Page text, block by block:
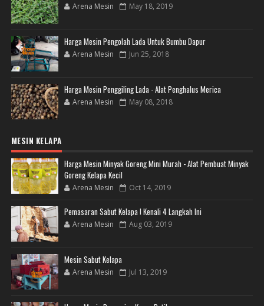
Arena Mesin May 18, 2019
Harga Mesin Pengolah Lada Untuk Bumbu Dapur
Arena Mesin Jun 25, 2018
Harga Mesin Penggiling Lada - Alat Penghalus Merica
Arena Mesin May 08, 2018
MESIN KELAPA
Harga Mesin Minyak Goreng Mini Murah - Alat Pembuat Minyak
Goreng Kelapa Kecil
Arena Mesin Oct 14, 2019
Pemasaran Sabut Kelapa ! Kenali 4 Langkah Ini
Arena Mesin Aug 03, 2019
Mesin Sabut Kelapa
Arena Mesin Jul 13, 2019